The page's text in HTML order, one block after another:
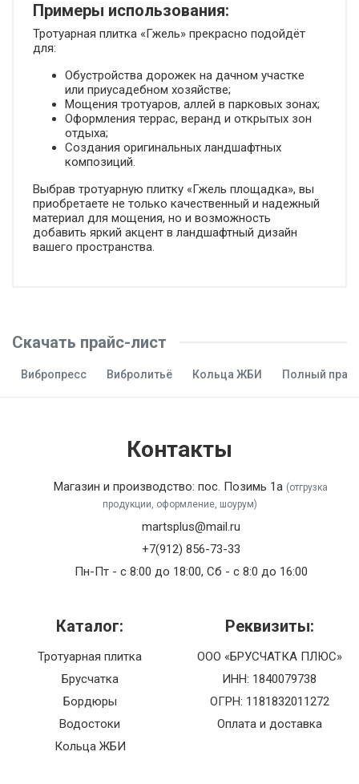
Примеры использования:
Тротуарная плитка «Гжель» прекрасно подойдёт
для:
Обустройства дорожек на дачном участке
или приусадебном хозяйстве;
Мощения тротуаров, аллей в парковых зонах;
Оформления террас, веранд и открытых зон
отдыха;
Создания оригинальных ландшафтных
композиций.
Выбрав тротуарную плитку «Гжель площадка», вы
приобретаете не только качественный и надежный
материал для мощения, но и возможность
добавить яркий акцент в ландшафтный дизайн
вашего пространства.
Скачать прайс-лист
Вибропресс Вибролитьё Кольца ЖБИ Полный
Контакты
Магазин и производство: пос. Позимь 1а (отгрузка
продукции, оформление, шоурум)
martsplus@mail.ru
+7(912) 856-73-33
Пн-Пт - с 8:00 до 18:00, Сб - с 8:0 до 16:00
Каталог:
Тротуарная плитка
Брусчатка
Бордюры
Водостоки
Кольца ЖБИ
Реквизиты:
ООО «БРУСЧАТКА ПЛЮС»
ИНН: 1840079738
ОГРН: 1181832011272
Оплата и доставка